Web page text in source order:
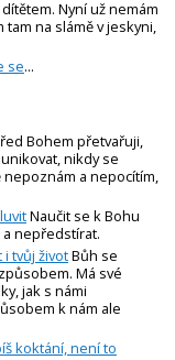
Nyní už nemám
tam na slámě v jeskyni,
se...
Bohem přetvařuji,
nikdy se
a nepocítím,
Naučit se k Bohu
nepředstírat.
i tvůj životBůh se
Má své
jak s námi
k nám ale
koktání, není to